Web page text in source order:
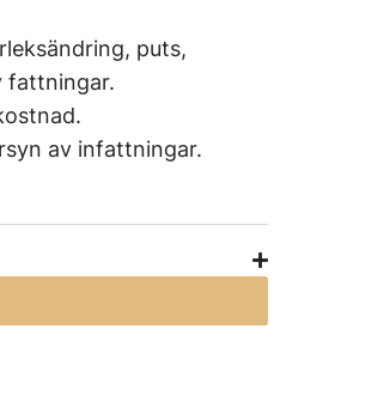
puts,
fattningar.
av infattningar.